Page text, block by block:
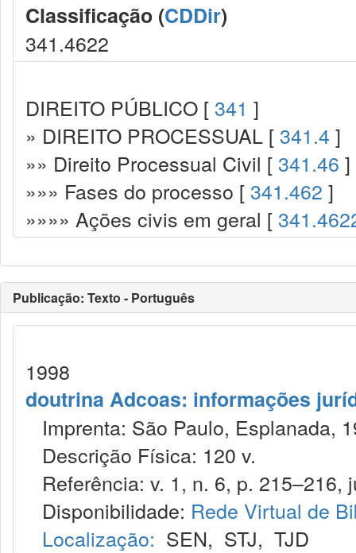
Classificação (CDDir)
341.4622
DIREITO PÚBLICO [ 341 ]
» DIREITO PROCESSUAL [ 341.4 ]
»» Direito Processual Civil [ 341.46 ]
»»» Fases do processo [ 341.462 ]
»»»» Ações civis em geral [
Publicação: Texto - Português
1998
doutrina Adcoas: informações
Imprenta: São Paulo, Esplanada,
Descrição Física: 120 v.
Referência: v. 1, n. 6, p. 215–216,
Disponibilidade: Rede Virtual de
Localização: SEN, STJ, TJD